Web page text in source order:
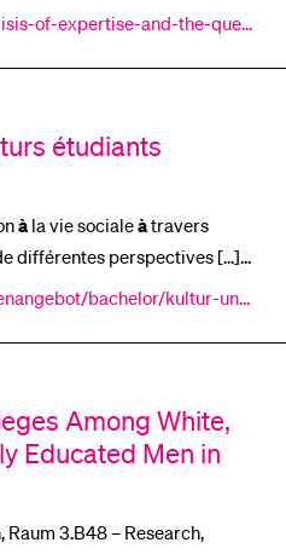
[...] I will argue that it is rather
atheory of trusting as skilled,
of-expertise-and-the-quest
étudiants
à la vie socialeàtravers
différentes perspectives [...]
offre est rassemblée en un
Lucerne se trouve dans un
bachelor/kultur-und-
Among White,
Educated Men in